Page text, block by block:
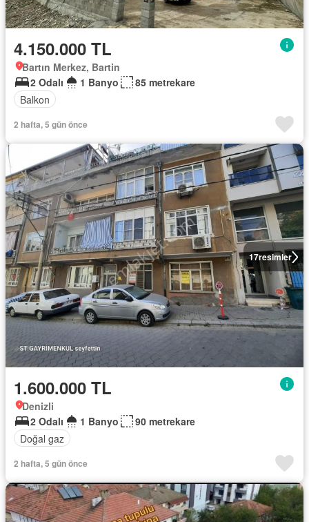
4.150.000 TL
Bartın Merkez, Bartin
2 Odalı
1 Banyo
85 metrekare
Balkon
2 hafta, 5 gün önce
17resimler
1.600.000 TL
Denizli
2 Odalı
1 Banyo
90 metrekare
Doğal gaz
2 hafta, 5 gün önce